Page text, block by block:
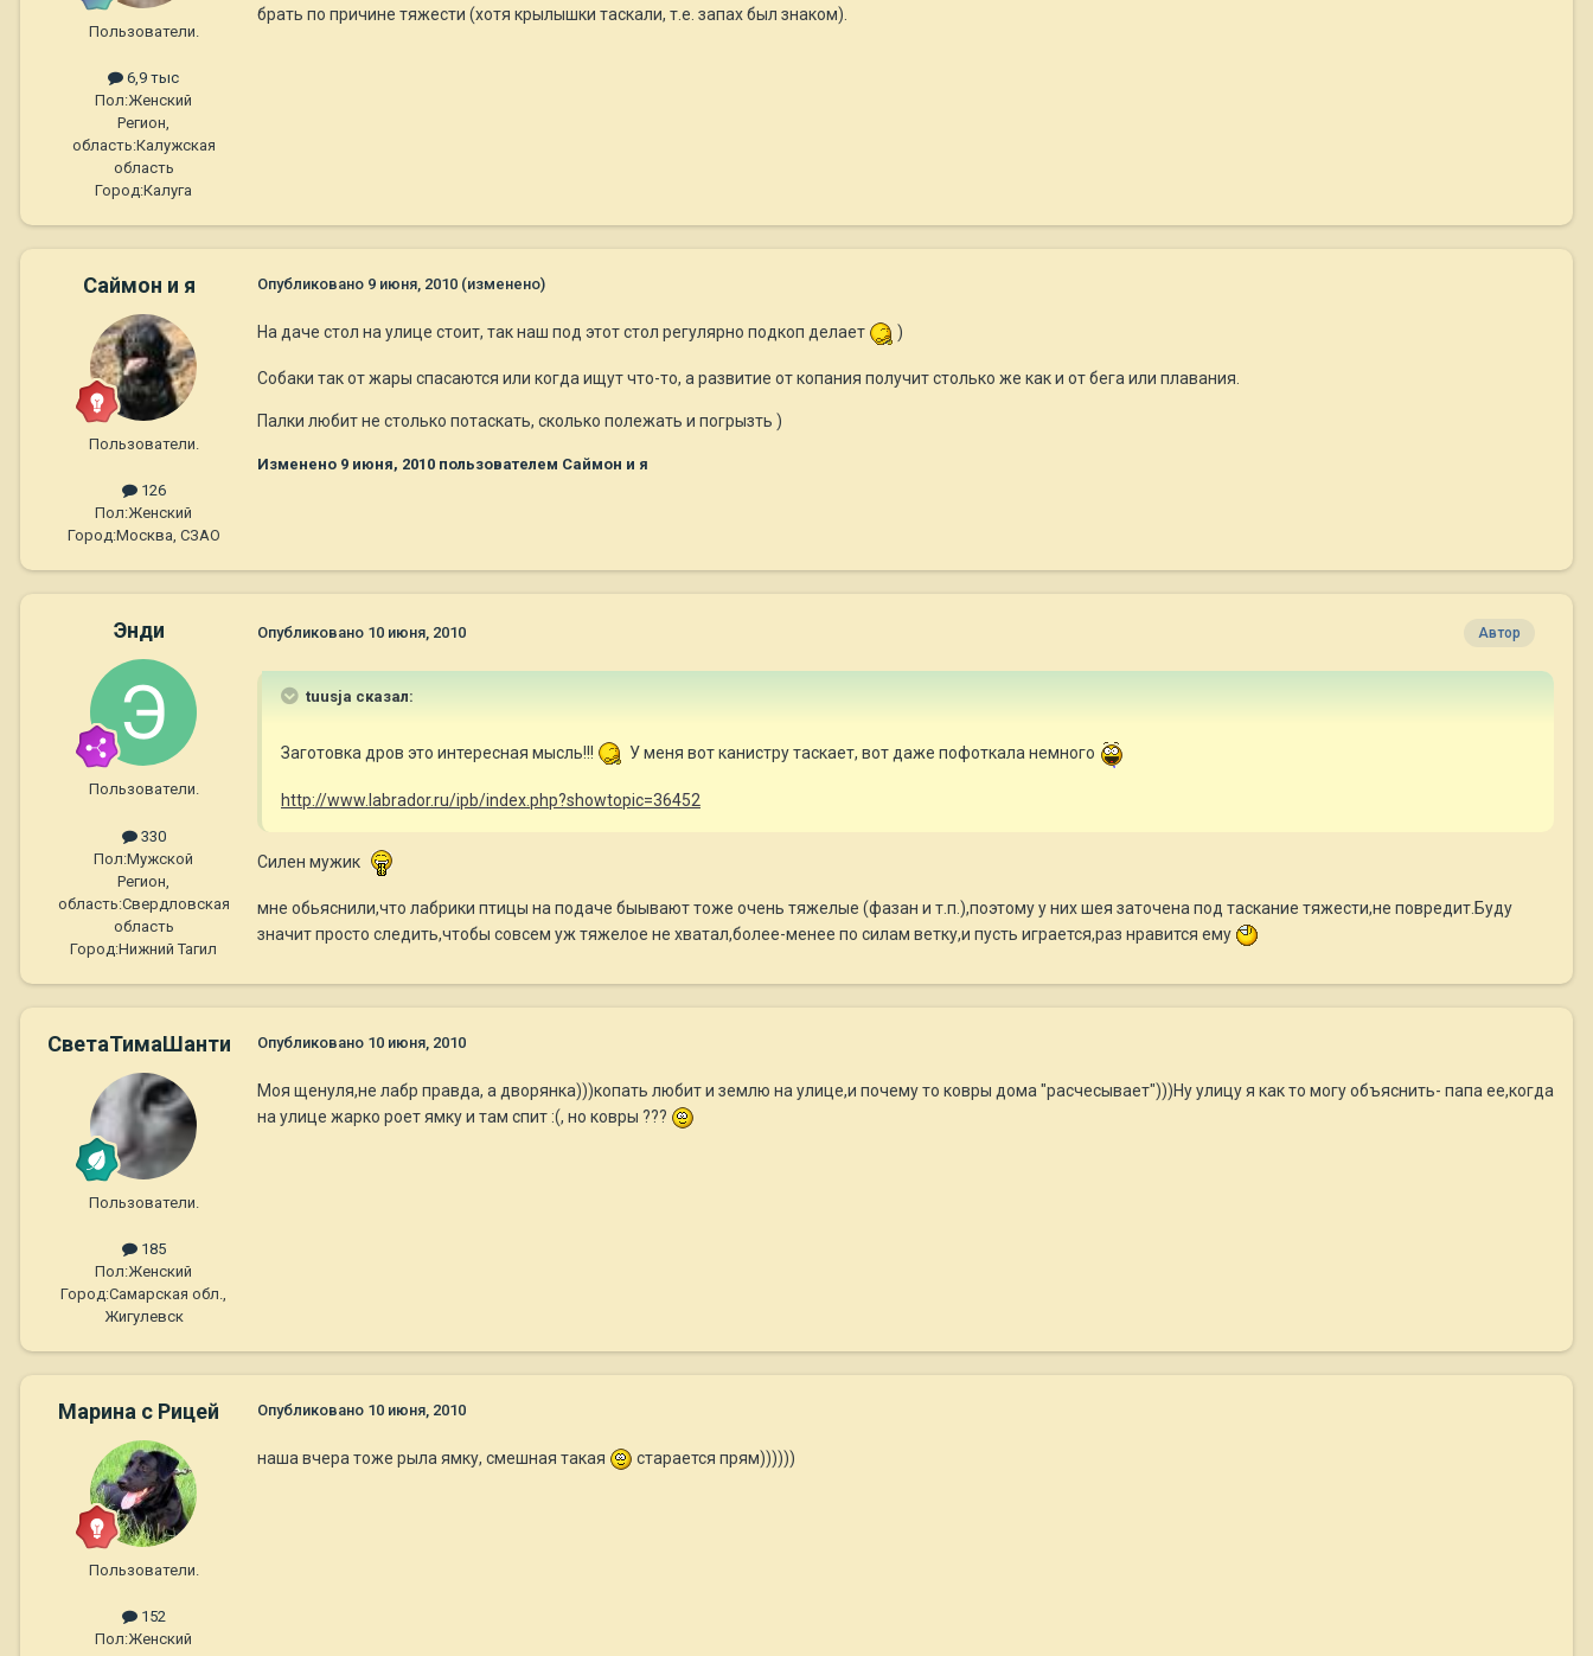
Пользователи.
6,9 тыс
Пол:Женский
Регион,
область:Калужская
область
Город:Калуга
брать по причине тяжести (хотя крылышки таскали, т.е. запах был знаком).
Саймон и я
Пользователи.
126
Пол:Женский
Город:Москва, СЗАО
Опубликовано 9 июня, 2010 (изменено)
На даче стол на улице стоит, так наш под этот стол регулярно подкоп делает )
Собаки так от жары спасаются или когда ищут что-то, а развитие от копания получит столько же как и от бега или плавания.
Палки любит не столько потаскать, сколько полежать и погрызть )
Изменено 9 июня, 2010 пользователем Саймон и я
Энди
Пользователи.
330
Пол:Мужской
Регион,
область:Свердловская
область
Город:Нижний Тагил
Автор
Опубликовано 10 июня, 2010
tuusja сказал:
Заготовка дров это интересная мысль!!! У меня вот канистру таскает, вот даже пофоткала немного
http://www.labrador.ru/ipb/index.php?showtopic=36452
Силен мужик
мне обьяснили,что лабрики птицы на подаче быывают тоже очень тяжелые (фазан и т.п.),поэтому у них шея заточена под таскание тяжести,не повредит.Буду
значит просто следить,чтобы совсем уж тяжелое не хватал,более-менее по силам ветку,и пусть играется,раз нравится ему
СветаТимаШанти
Пользователи.
185
Пол:Женский
Город:Самарская обл.,
Жигулевск
Опубликовано 10 июня, 2010
Моя щенуля,не лабр правда, а дворянка)))копать любит и землю на улице,и почему то ковры дома "расчесывает")))Ну улицу я как то могу объяснить- папа ее,когда
на улице жарко роет ямку и там спит :(, но ковры ???
Марина с Рицей
Пользователи.
152
Пол:Женский
Опубликовано 10 июня, 2010
наша вчера тоже рыла ямку, смешная такая старается прям))))))